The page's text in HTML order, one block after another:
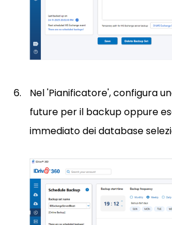
Nel 'Pianificatore', configura
future per il backup oppure
immediato dei database